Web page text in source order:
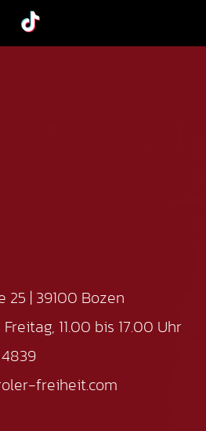
25 | 39100 Bozen
11.00 bis 17.00 Uhr
freiheit.com